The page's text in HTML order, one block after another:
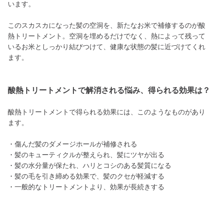
います。
このスカスカになった髪の空洞を、新たなお米で補修するのが酸
熱トリートメント。空洞を埋めるだけでなく、熱によって残って
いるお米としっかり結びつけて、健康な状態の髪に近づけてくれ
ます。
酸熱トリートメントで解消される悩み、得られる効果は？
酸熱トリートメントで得られる効果には、このようなものがあり
ます。
・傷んだ髪のダメージホールが補修される
・髪のキューティクルが整えられ、髪にツヤが出る
・髪の水分量が保たれ、ハリとコシのある髪質になる
・髪の毛を引き締める効果で、髪のクセが軽減する
・一般的なトリートメントより、効果が長続きする